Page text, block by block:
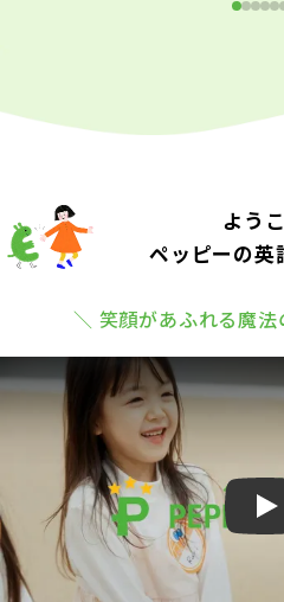
よう
ペッピーの英
＼ 笑顔があふれる魔
Play